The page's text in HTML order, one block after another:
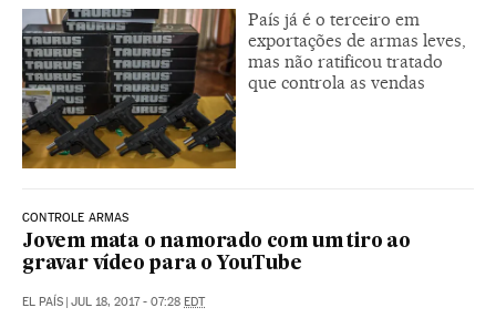
País já é o terceiro em
exportações de armas leves,
mas não ratificou tratado
que controla as vendas
CONTROLE ARMAS
Jovem mata o namorado com um tiro ao
gravar vídeo para o YouTube
EL PAÍS JUL 18, 2017 - 07:28 EDT